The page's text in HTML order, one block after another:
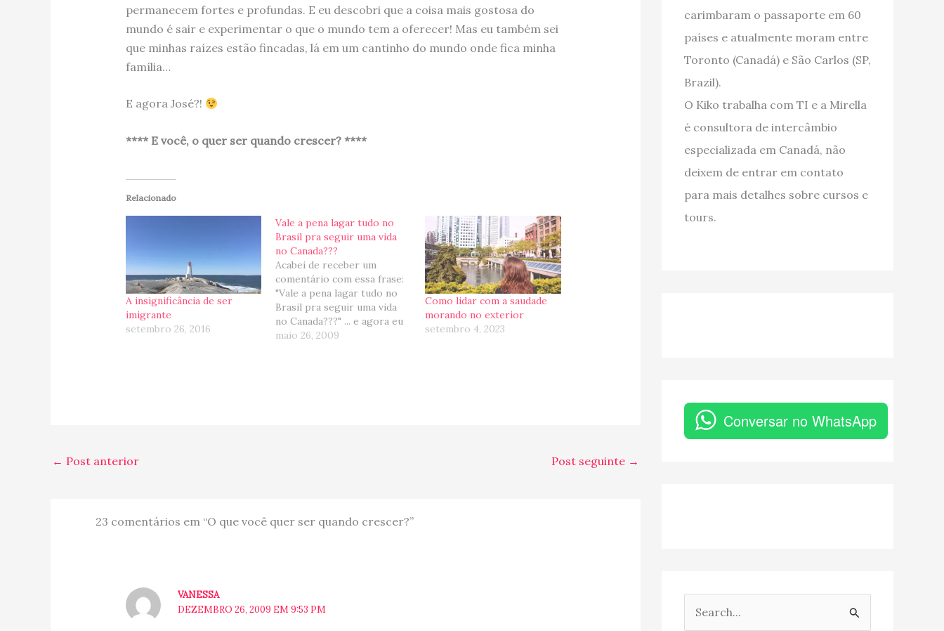
permanecem fortes e profundas. E eu descobri que a coisa mais gostosa do
mundo é sair e experimentar o que o mundo tem a oferecer! Mas eu também sei
que minhas raízes estão fincadas, lá em um cantinho do mundo onde fica minha
família…
E agora José?!
**** E você, o quer ser quando crescer? ****
Relacionado
A insignificância de ser
imigrante
setembro 26, 2016
Vale a pena lagar tudo no
Brasil pra seguir uma vida
no Canada???
Acabei de receber um
comentário com essa frase:
"Vale a pena lagar tudo no
Brasil pra seguir uma vida
no Canada???" ... e agora eu
penso, depois de quase 10
maio 26, 2009
Como lidar com a saudade
morando no exterior
setembro 4, 2023
← Post anterior Post seguinte →
23 comentários em “O que você quer ser quando crescer?”
VANESSA
DEZEMBRO 26, 2009 EM 9:53 PM
carimbaram o passaporte em 60
países e atualmente moram entre
Toronto (Canadá) e São Carlos (SP,
Brazil).
O Kiko trabalha com TI e a Mirella
é consultora de intercâmbio
especializada em Canadá, não
deixem de entrar em contato
para mais detalhes sobre cursos e
tours.
Conversar no WhatsApp